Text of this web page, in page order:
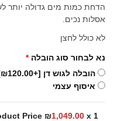
הדחת כמות מים גדולה יותר
אסלות נכים.
לא כולל לחצן
נא לבחור סוג הובלה *
הובלה לגוש דן [+₪120.00]
איסוף עצמי
Price ₪1,049.00 x 1